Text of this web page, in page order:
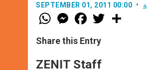
SEPTEMBER 01, 2011 00:00
W
h
t
s
p
M
e
s
e
g
F
a
e
b
o
w
Share this Entry
ZENIT Staff